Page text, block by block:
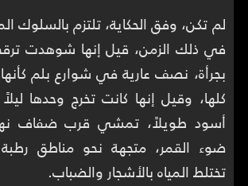
لم تكن، وفق الحكاية، تلتزم بالسلوك
في ذلك الزمن، قيل إنها شوهدت
بجرأة، نصف عارية في شوارع بلم
كلها، وقيل إنها كانت تخرج وحدها
أسود طويلاً، تمشي قرب ضفاف
ضوء القمر، متجهة نحو مناطق
تختلط المياه بالأشجار والضباب.